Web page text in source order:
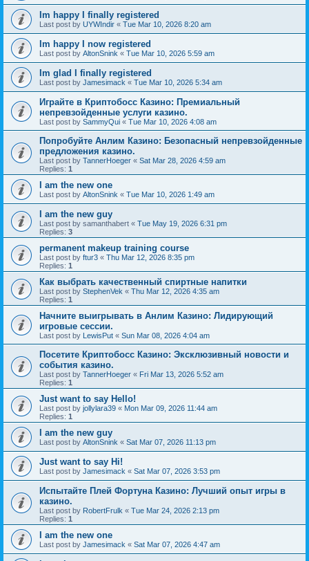
Im happy I finally registered
Last post by UYWIndir « Tue Mar 10, 2026 8:20 am
Im happy I now registered
Last post by AltonSnink « Tue Mar 10, 2026 5:59 am
Im glad I finally registered
Last post by Jamesimack « Tue Mar 10, 2026 5:34 am
Играйте в Криптобосс Казино: Премиальный
непревзойденные услуги казино.
Last post by SammyQui « Tue Mar 10, 2026 4:08 am
Попробуйте Анлим Казино: Безопасный непревзойденные
предложения казино.
Last post by TannerHoeger « Sat Mar 28, 2026 4:59 am
Replies: 1
I am the new one
Last post by AltonSnink « Tue Mar 10, 2026 1:49 am
I am the new guy
Last post by samanthabert « Tue May 19, 2026 6:31 pm
Replies: 3
permanent makeup training course
Last post by ftur3 « Thu Mar 12, 2026 8:35 pm
Replies: 1
Как выбрать качественный спиртные напитки
Last post by StephenVek « Thu Mar 12, 2026 4:35 am
Replies: 1
Начните выигрывать в Анлим Казино: Лидирующий
игровые сессии.
Last post by LewisPut « Sun Mar 08, 2026 4:04 am
Посетите Криптобосс Казино: Эксклюзивный новости и
события казино.
Last post by TannerHoeger « Fri Mar 13, 2026 5:52 am
Replies: 1
Just want to say Hello!
Last post by jollylara39 « Mon Mar 09, 2026 11:44 am
Replies: 1
I am the new guy
Last post by AltonSnink « Sat Mar 07, 2026 11:13 pm
Just want to say Hi!
Last post by Jamesimack « Sat Mar 07, 2026 3:53 pm
Испытайте Плей Фортуна Казино: Лучший опыт игры в
казино.
Last post by RobertFrulk « Tue Mar 24, 2026 2:13 pm
Replies: 1
I am the new one
Last post by Jamesimack « Sat Mar 07, 2026 4:47 am